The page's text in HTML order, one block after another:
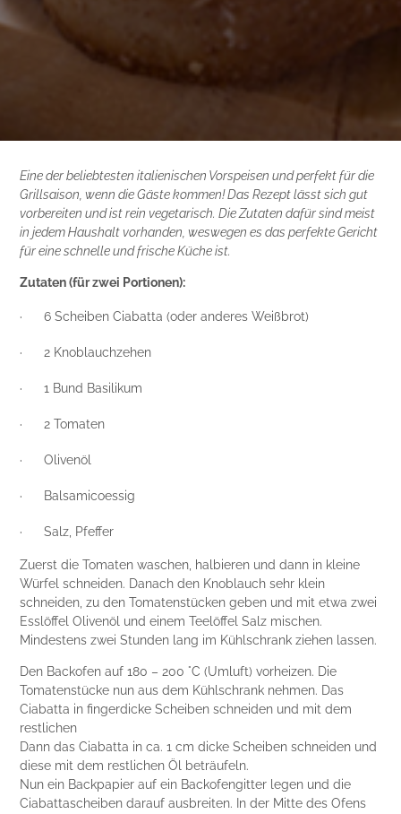
Eine der beliebtesten italienischen Vorspeisen und perfekt für die
Grillsaison, wenn die Gäste kommen! Das Rezept lässt sich gut
vorbereiten und ist rein vegetarisch. Die Zutaten dafür sind meist
in jedem Haushalt vorhanden, weswegen es das perfekte Gericht
für eine schnelle und frische Küche ist.
Zutaten (für zwei Portionen):
· 6 Scheiben Ciabatta (oder anderes Weißbrot)
· 2 Knoblauchzehen
· 1 Bund Basilikum
· 2 Tomaten
· Olivenöl
· Balsamicoessig
· Salz, Pfeffer
Zuerst die Tomaten waschen, halbieren und dann in kleine
Würfel schneiden. Danach den Knoblauch sehr klein
schneiden, zu den Tomatenstücken geben und mit etwa zwei
Esslöffel Olivenöl und einem Teelöffel Salz mischen.
Mindestens zwei Stunden lang im Kühlschrank ziehen lassen.
Den Backofen auf 180 – 200 °C (Umluft) vorheizen. Die
Tomatenstücke nun aus dem Kühlschrank nehmen. Das
Ciabatta in fingerdicke Scheiben schneiden und mit dem
restlichen
Dann das Ciabatta in ca. 1 cm dicke Scheiben schneiden und
diese mit dem restlichen Öl beträufeln.
Nun ein Backpapier auf ein Backofengitter legen und die
Ciabattascheiben darauf ausbreiten. In der Mitte des Ofens